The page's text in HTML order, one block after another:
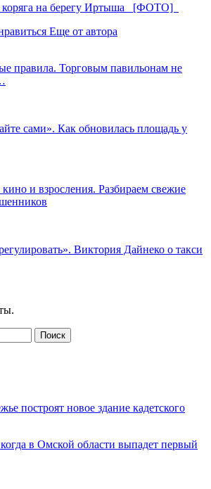
коряга на берегу Иртыша [ФОТО]
Еще от автора
правила. Торговым павильонам не
сами». Как обновилась площадь у
и взросления. Разбираем свежие
Виктория Дайнеко о такси
построят новое здание кадетского
в Омской области выпадет первый